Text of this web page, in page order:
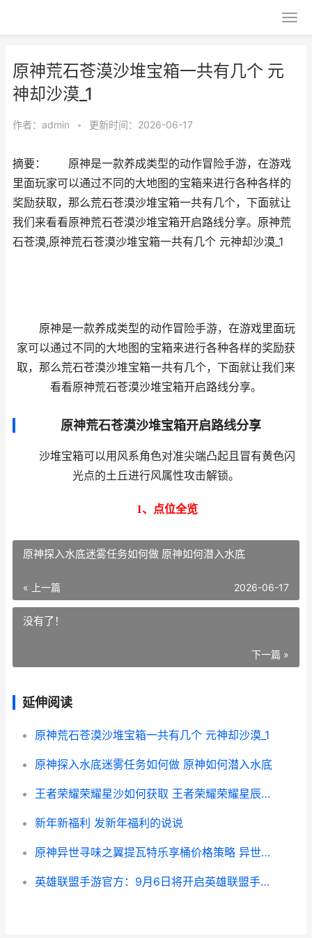
原神荒石苍漠沙堆宝箱一共有几个 元
神却沙漠_1
作者： admin • 更新时间：2026-06-17
摘要： 原神是一款养成类型的动作冒险手游，在游戏
里面玩家可以通过不同的大地图的宝箱来进行各种各样的
奖励获取，那么荒石苍漠沙堆宝箱一共有几个，下面就让
我们来看看原神荒石苍漠沙堆宝箱开启路线分享。原神荒
石苍漠,原神荒石苍漠沙堆宝箱一共有几个 元神却沙漠_1
原神是一款养成类型的动作冒险手游，在游戏里面玩
家可以通过不同的大地图的宝箱来进行各种各样的奖励获
取，那么荒石苍漠沙堆宝箱一共有几个，下面就让我们来
看看原神荒石苍漠沙堆宝箱开启路线分享。
原神荒石苍漠沙堆宝箱开启路线分享
沙堆宝箱可以用风系角色对准尖端凸起且冒有黄色闪
光点的土丘进行风属性攻击解锁。
1、点位全览
原神探入水底迷雾任务如何做 原神如何潜入水底
« 上一篇 2026-06-17
没有了！
下一篇 »
延伸阅读
原神荒石苍漠沙堆宝箱一共有几个 元神却沙漠_1
原神探入水底迷雾任务如何做 原神如何潜入水底
王者荣耀荣耀星沙如何获取 王者荣耀荣耀星辰之力有什么条件
新年新福利 发新年福利的说说
原神异世寻味之翼提瓦特乐享桶价格策略 异世寻味食谱
英雄联盟手游官方：9月6日将开启英雄联盟手游职业资格赛